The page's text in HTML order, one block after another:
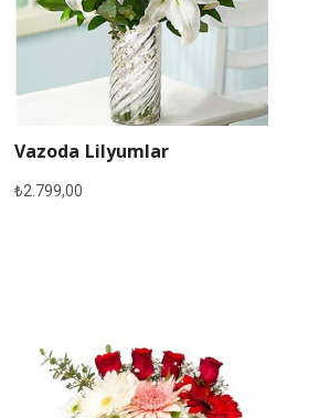
Vazoda Lilyumlar
₺2.799,00